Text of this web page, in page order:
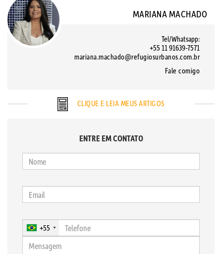
MARIANA MACHADO
Tel/Whatsapp:
+55 11 91639-7571
mariana.machado@refugiosurbanos.com.br
Fale comigo
CLIQUE E LEIA MEUS ARTIGOS
ENTRE EM CONTATO
+55